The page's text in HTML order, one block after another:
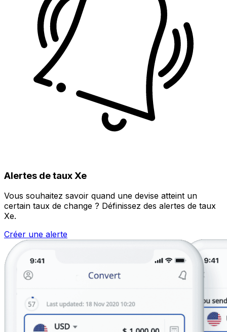
Alertes de taux Xe
Vous souhaitez savoir quand une devise atteint un
certain taux de change ? Définissez des alertes de taux
Xe.
Créer une alerte